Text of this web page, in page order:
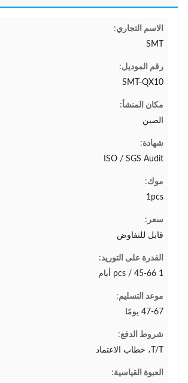
الاسم التجاري:
SMT
رقم الموديل:
SMT-QX10
مكان المنشأ:
الصين
شهادة:
ISO / SGS Audit
موك:
1pcs
سعر:
قابل للتفاوض
القدرة على التوريد:
1 pcs / 45-66 أيام
موعد التسليم:
47-67 يومًا
شروط الدفع:
T/T، خطاب الاعتماد
العبوة القياسية: